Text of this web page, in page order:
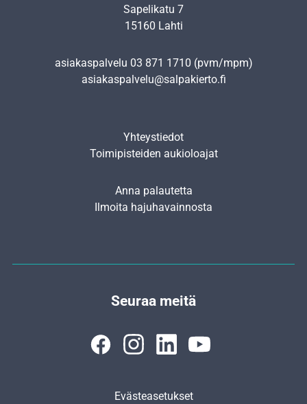
Sapelikatu 7
15160 Lahti
asiakaspalvelu 03 871 1710 (pvm/mpm)
asiakaspalvelu@salpakierto.fi
Yhteystiedot
Toimipisteiden aukioloajat
Anna palautetta
Ilmoita hajuhavainnosta
Seuraa meitä
Evästeasetukset